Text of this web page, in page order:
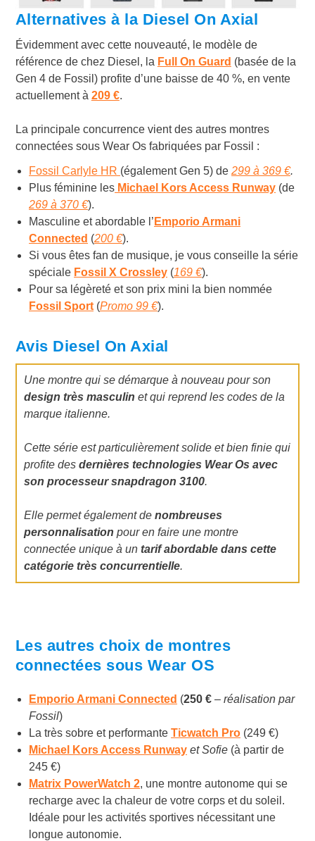
Alternatives à la Diesel On Axial
Évidemment avec cette nouveauté, le modèle de
référence de chez Diesel, la Full On Guard (basée de la
Gen 4 de Fossil) profite d’une baisse de 40 %, en vente
actuellement à 209 €.
La principale concurrence vient des autres montres
connectées sous Wear Os fabriquées par Fossil :
Fossil Carlyle HR (également Gen 5) de299 à 369 €.
Plus féminine les Michael Kors Access Runway (de
269 à 370 €).
Masculine et abordable l’ Emporio Armani
Connected (200 €).
Si vous êtes fan de musique, je vous conseille la série
spéciale Fossil X Crossley (169 €).
Pour sa légèreté et son prix mini la bien nommée
Fossil Sport (Promo 99 €).
Avis Diesel On Axial
Une montre qui se démarque à nouveau pour son
design très masculin et qui reprend les codes de la
marque italienne.
Cette série est particulièrement solide et bien finie qui
profite des dernières technologies Wear Os avec
son processeur snapdragon 3100.
Elle permet également de nombreuses
personnalisation pour en faire une montre
connectée unique à un tarif abordable dans cette
catégorie très concurrentielle.
Les autres choix de montres
connectées sous Wear OS
Emporio Armani Connected (250 €–réalisation par
Fossil)
La très sobre et performanteTicwatch Pro (249 €)
Michael Kors Access Runway et Sofie (à partir de
245 €)
Matrix PowerWatch 2, une montre autonome qui se
recharge avec la chaleur de votre corps et du soleil.
Idéale pour les activités sportives nécessitant une
longue autonomie.